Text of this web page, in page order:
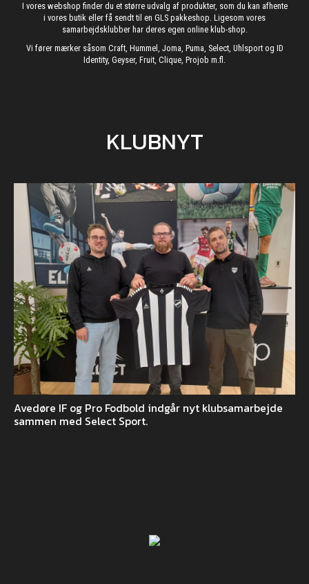
I vores webshop finder du et større udvalg af produkter, som du kan afhente
i vores butik eller få sendt til en GLS pakkeshop. Ligesom vores
samarbejdsklubber har deres egen online klub-shop.
Vi fører mærker såsom Craft, Hummel, Joma, Puma, Select, Uhlsport og ID
Identity, Geyser, Fruit, Clique, Projob m.fl.
KLUBNYT
Avedøre IF og Pro Fodbold indgår nyt klubsamarbejde
sammen med Select Sport.